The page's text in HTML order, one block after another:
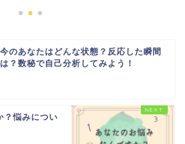
今のあなたはどんな状態？反応した瞬間
は？数秘で自己分析してみよう！
？悩みについ